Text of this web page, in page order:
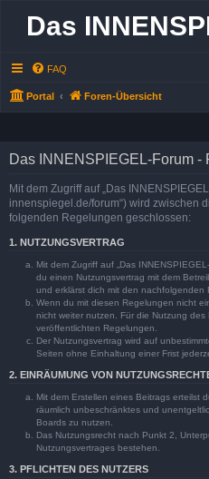
Das
FAQ
Portal Foren-Übersicht
Das INNENSPIEGEL-Forum -
Mit dem Zugriff auf „Das
innenspiegel.de/forum“) wird zwischen
folgenden Regelungen geschlossen:
1. NUTZUNGSVERTRAG
Mit dem Zugriff auf „Das
du einen Nutzungsvertrag mit dem
und erklärst dich mit den nachfolgenden
Wenn du mit diesen Regelungen nicht
nicht weiter nutzen. Für die Nutzung
veröffentlichten Regelungen.
Der Nutzungsvertrag wird auf
Seiten ohne Einhaltung einer Frist
2. EINRÄUMUNG VON
Mit dem Erstellen eines Beitrags erteilst
räumlich unbeschränktes und
Boards zu nutzen.
Das Nutzungsrecht nach Punkt 2,
Nutzungsvertrages bestehen.
3. PFLICHTEN DES NUTZERS